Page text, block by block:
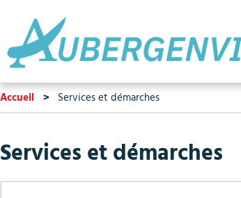
Accueil Services et démarches
Services et démarches